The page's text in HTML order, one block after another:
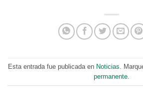
Esta entrada fue publicada en Noticias .
permanente